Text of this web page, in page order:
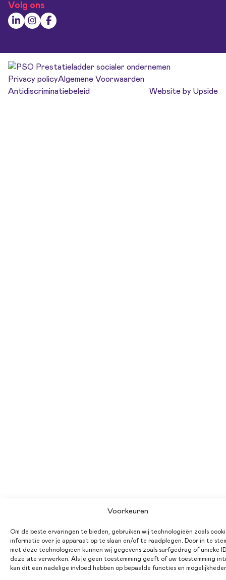
Voorkeuren
Om de beste ervaringen te bieden, gebruiken wij technologieën zoals
informatie over je apparaat op te slaan en/of te raadplegen. Door in te
met deze technologieën kunnen wij gegevens zoals surfgedrag of unieke
deze site verwerken. Als je geen toestemming geeft of uw toestemming
kan dit een nadelige invloed hebben op bepaalde functies en
Volg ons
Privacy policyAlgemene Voorwaarden
Antidiscriminatiebeleid
Website by Upside